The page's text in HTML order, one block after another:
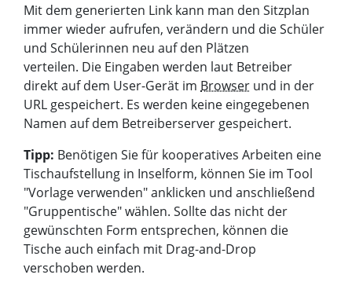
Mit dem generierten Link kann man den Sitzplan
immer wieder aufrufen, verändern und die Schüler
und Schülerinnen neu auf den Plätzen
verteilen. Die Eingaben werden laut Betreiber
direkt auf dem User-Gerät im Browser und in der
URL gespeichert. Es werden keine eingegebenen
Namen auf dem Betreiberserver gespeichert.
Tipp: Benötigen Sie für kooperatives Arbeiten eine
Tischaufstellung in Inselform, können Sie im Tool
"Vorlage verwenden" anklicken und anschließend
"Gruppentische" wählen. Sollte das nicht der
gewünschten Form entsprechen, können die
Tische auch einfach mit Drag-and-Drop
verschoben werden.